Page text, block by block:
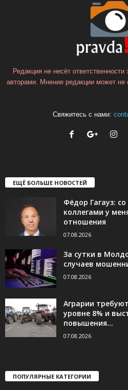
Редакция не несёт
авторами. Мнение редакции может не
Свяжитесь с нами:
ЕЩЁ БОЛЬШЕ НОВОСТЕЙ
Фёдор Гагауз:
коллегами у
отношения
07.08.2026
За сутки в
случаев
07.08.2026
Аграрии
уровне 8% и
повышения...
07.08.2026
ПОПУЛЯРНЫЕ КАТЕГОРИИ